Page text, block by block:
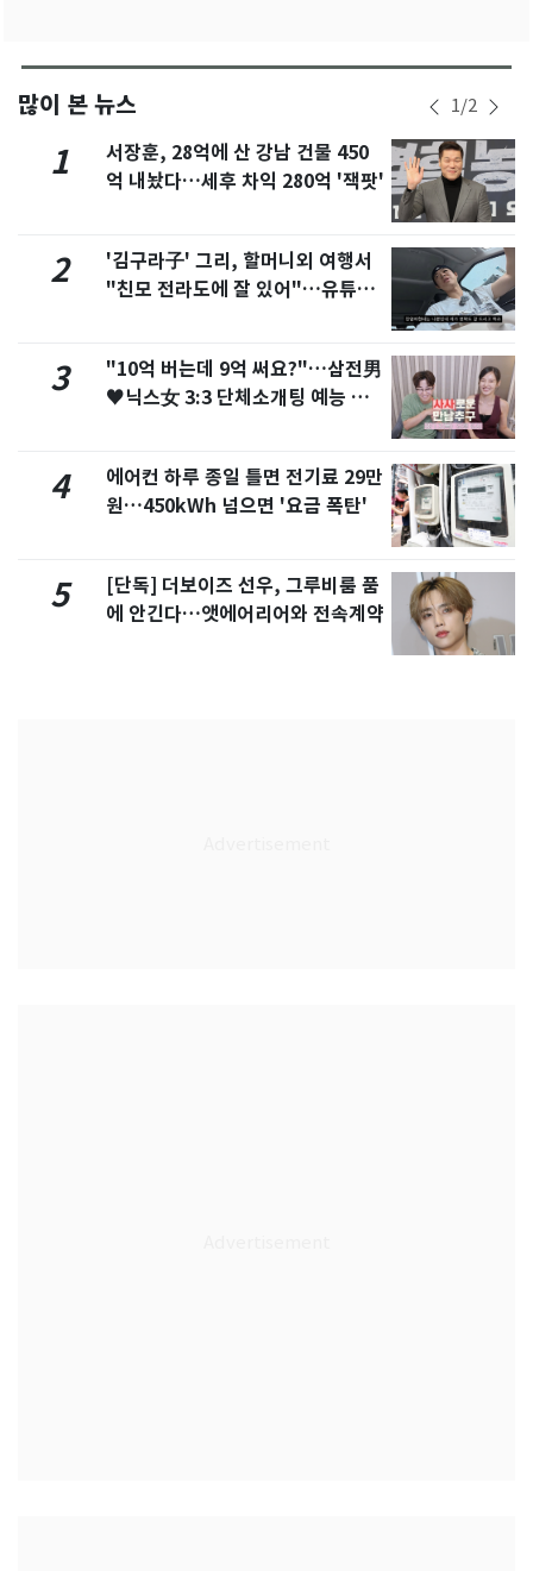
많이 본 뉴스 1/2
1
서장훈, 28억에 산 강남 건물 450
억 내놨다…세후 차익 280억 '잭팟'
2
'김구라子' 그리, 할머니외 여행서
"친모 전라도에 잘 있어"…유튜브
3
"10억 버는데 9억 써요?"…삼전男
♥닉스女 3:3 단체소개팅 예능 화
4
에어컨 하루 종일 틀면 전기료 29만
원…450kWh 넘으면 '요금 폭탄'
5
[단독] 더보이즈 선우, 그루비룸 품
에 안긴다…앳에어리어와 전속계약